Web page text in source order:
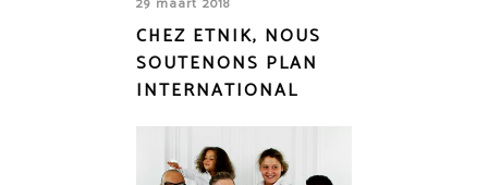
CHEZ ETNIK, NOUS
SOUTENONS PLAN
INTERNATIONAL